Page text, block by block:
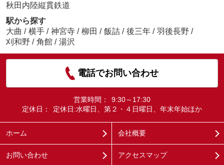
秋田内陸縦貫鉄道
駅から探す
大曲 / 横手 / 神宮寺 / 柳田 / 飯詰 / 後三年 / 羽後長野 /
刈和野 / 角館 / 湯沢
電話でお問い合わせ
営業時間：
9:30～17:30
定休日：
定休日:水曜日、第２・４日曜日、年末年始ほか
ホーム 会社概要
お問い合わせ アクセスマップ